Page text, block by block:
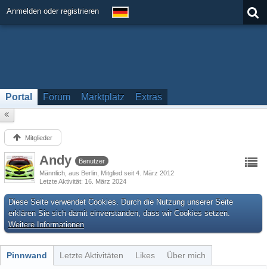
Anmelden oder registrieren
Portal Forum Marktplatz Extras
Mitglieder
Andy
Benutzer
Männlich aus Berlin Mitglied seit 4. März 2012
Letzte Aktivität 16. März 2024
Diese Seite verwendet Cookies. Durch die Nutzung unserer Seite
erklären Sie sich damit einverstanden, dass wir Cookies setzen.
Weitere Informationen
Pinnwand Letzte Aktivitäten Likes Über mich